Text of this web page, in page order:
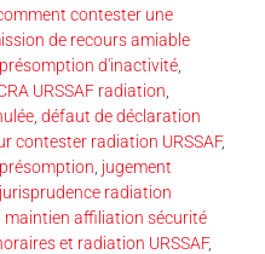
contester une
de recours amiable
d'inactivité
URSSAF radiation
défaut de déclaration
contester radiation URSSAF,
jugement
jurisprudence radiation
maintien affiliation sécurité
et radiation URSSAF,